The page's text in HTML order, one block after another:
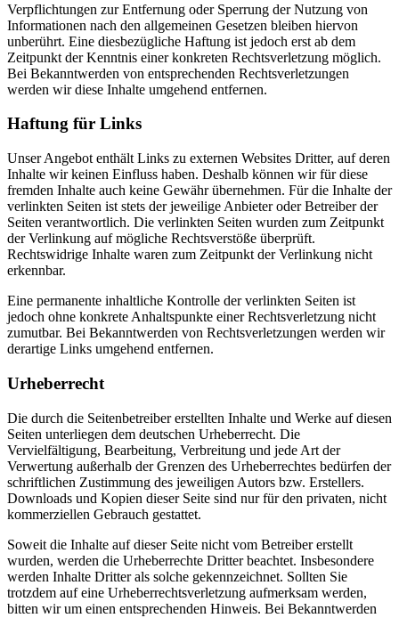
Verpflichtungen zur Entfernung oder Sperrung der Nutzung von
Informationen nach den allgemeinen Gesetzen bleiben hiervon
unberührt. Eine diesbezügliche Haftung ist jedoch erst ab dem
Zeitpunkt der Kenntnis einer konkreten Rechtsverletzung möglich.
Bei Bekanntwerden von entsprechenden Rechtsverletzungen
werden wir diese Inhalte umgehend entfernen.
Haftung für Links
Unser Angebot enthält Links zu externen Websites Dritter, auf deren
Inhalte wir keinen Einfluss haben. Deshalb können wir für diese
fremden Inhalte auch keine Gewähr übernehmen. Für die Inhalte der
verlinkten Seiten ist stets der jeweilige Anbieter oder Betreiber der
Seiten verantwortlich. Die verlinkten Seiten wurden zum Zeitpunkt
der Verlinkung auf mögliche Rechtsverstöße überprüft.
Rechtswidrige Inhalte waren zum Zeitpunkt der Verlinkung nicht
erkennbar.
Eine permanente inhaltliche Kontrolle der verlinkten Seiten ist
jedoch ohne konkrete Anhaltspunkte einer Rechtsverletzung nicht
zumutbar. Bei Bekanntwerden von Rechtsverletzungen werden wir
derartige Links umgehend entfernen.
Urheberrecht
Die durch die Seitenbetreiber erstellten Inhalte und Werke auf diesen
Seiten unterliegen dem deutschen Urheberrecht. Die
Vervielfältigung, Bearbeitung, Verbreitung und jede Art der
Verwertung außerhalb der Grenzen des Urheberrechtes bedürfen der
schriftlichen Zustimmung des jeweiligen Autors bzw. Erstellers.
Downloads und Kopien dieser Seite sind nur für den privaten, nicht
kommerziellen Gebrauch gestattet.
Soweit die Inhalte auf dieser Seite nicht vom Betreiber erstellt
wurden, werden die Urheberrechte Dritter beachtet. Insbesondere
werden Inhalte Dritter als solche gekennzeichnet. Sollten Sie
trotzdem auf eine Urheberrechtsverletzung aufmerksam werden,
bitten wir um einen entsprechenden Hinweis. Bei Bekanntwerden